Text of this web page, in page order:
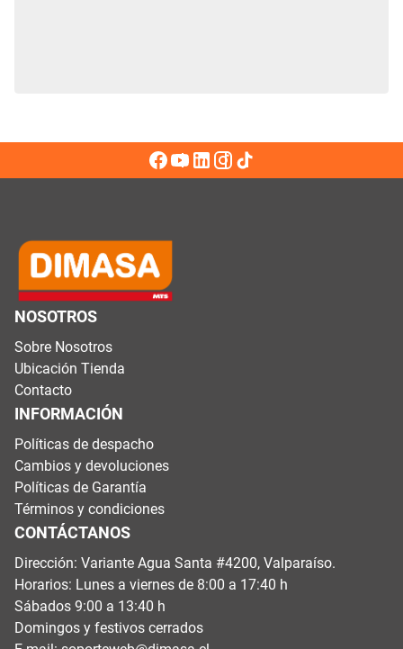
NOSOTROS
Sobre Nosotros
Ubicación Tienda
Contacto
INFORMACIÓN
Políticas de despacho
Cambios y devoluciones
Políticas de Garantía
Términos y condiciones
CONTÁCTANOS
Dirección: Variante Agua Santa #4200, Valparaíso.
Horarios: Lunes a viernes de 8:00 a 17:40 h
Sábados 9:00 a 13:40 h
Domingos y festivos cerrados